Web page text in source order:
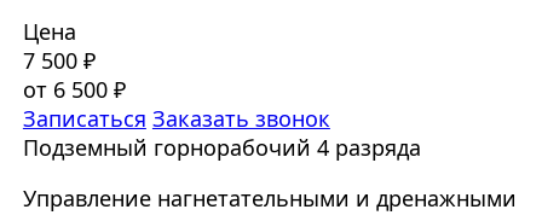
Цена
7 500 ₽
от 6 500 ₽
Записаться Заказать звонок
Подземный горнорабочий 4 разряда
Управление нагнетательными и дренажными